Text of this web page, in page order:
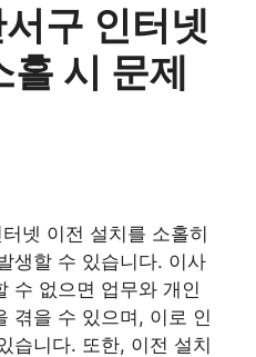
구 인터넷
홀 시 문제
넷 이전 설치를 소홀히
생할 수 있습니다. 이사
수 없으면 업무와 개인
겪을 수 있으며, 이로 인
습니다. 또한, 이전 설치